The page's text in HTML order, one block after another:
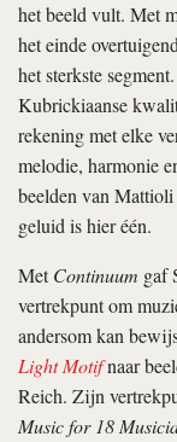
het beeld vult. Met
het einde
het sterkste
Kubrickiaanse
rekening met elke
melodie, harmonie
beelden van
geluid is hier één.
MetContinuum gaf
vertrekpunt om
andersom kan
Light Motifnaar
Reich. Zijn
Music for 18